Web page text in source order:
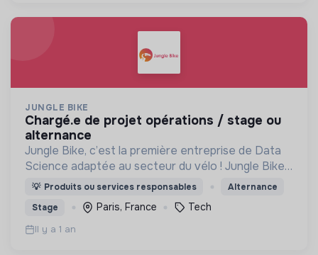
JUNGLE BIKE
chargé.e de projet opérations / stage ou
alternance
Jungle Bike, c’est la première entreprise de Data
Science adaptée au secteur du vélo ! Jungle Bike
révolutionne la mobilité durable pour les cyclistes
💡 Produits ou services responsables
Alternance
Stage
Paris, France Tech
Il y a 1 an